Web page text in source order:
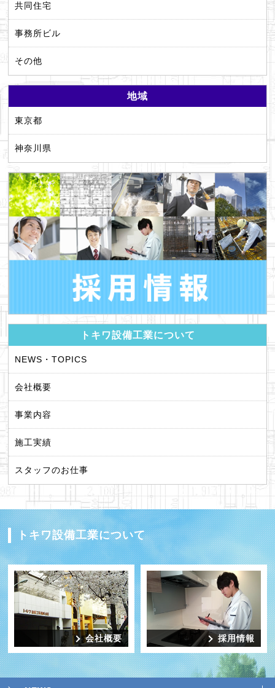
共同住宅
事務所ビル
その他
地域
東京都
神奈川県
トキワ設備工業について
NEWS・TOPICS
会社概要
事業内容
施工実績
スタッフのお仕事
トキワ設備工業について
会社概要 採用情報